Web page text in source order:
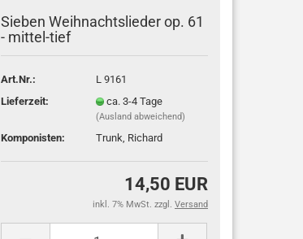
Sieben Weihnachtslieder op. 61
- mittel-tief
Art.Nr.:
L 9161
Lieferzeit:
ca. 3-4 Tage
(Ausland abweichend)
Komponisten: Trunk, Richard
14,50 EUR
inkl. 7% MwSt. zzgl. Versand